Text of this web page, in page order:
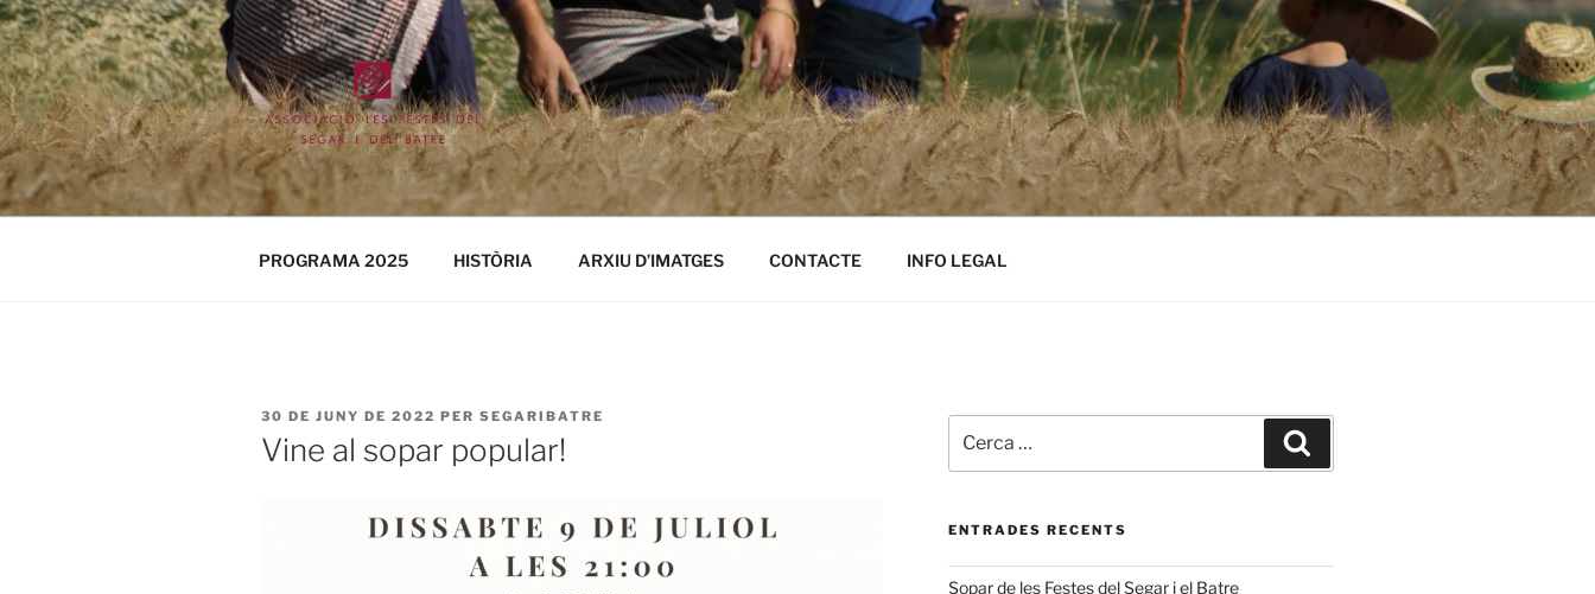
Vés
al
contingut
ASSOCIACIÓ LES FESTES DEL SEGAR I DEL
BATRE
PROGRAMA 2025 HISTÒRIA ARXIU D’IMATGES CONTACTE INFO LEGAL
PUBLICAT
A
30 DE JUNY DE 2022 PER SEGARIBATRE
Vine al sopar popular!
ENTRADES RECENTS
Sopar de les Festes del Segar i el Batre